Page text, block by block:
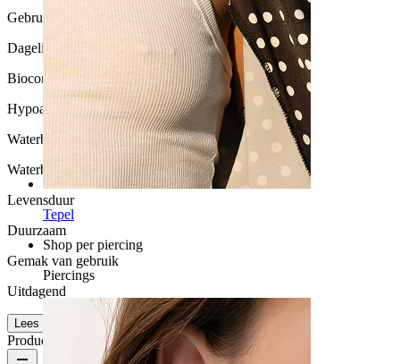
Tepel
Shop per piercing
Piercings
Gebruikshoeveelheid
Dagelijks gebruik
Biocompatibiliteit
Hypoallergeen
Waterbestendigheid
Waterbestendig
Levensduur
Duurzaam
Gemak van gebruik
Uitdagend
Lees meer
Productdetails